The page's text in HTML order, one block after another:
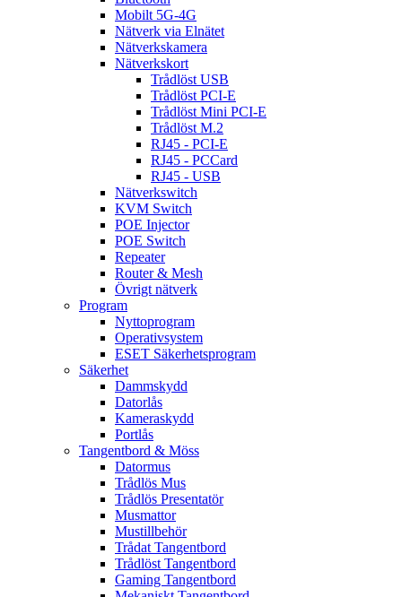
Mobilt 5G-4G
Nätverk via Elnätet
Nätverkskamera
Nätverkskort
Trådlöst USB
Trådlöst PCI-E
Trådlöst Mini PCI-E
Trådlöst M.2
RJ45 - PCI-E
RJ45 - PCCard
RJ45 - USB
Nätverkswitch
KVM Switch
POE Injector
POE Switch
Repeater
Router & Mesh
Övrigt nätverk
Program
Nyttoprogram
Operativsystem
ESET Säkerhetsprogram
Säkerhet
Dammskydd
Datorlås
Kameraskydd
Portlås
Tangentbord & Möss
Datormus
Trådlös Mus
Trådlös Presentatör
Musmattor
Mustillbehör
Trådat Tangentbord
Trådlöst Tangentbord
Gaming Tangentbord